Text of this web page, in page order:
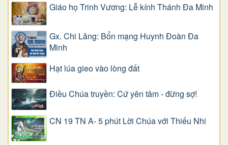
Giáo họ Trinh Vương: Lễ kính Thánh Đa Minh
Gx. Chi Lăng: Bổn mạng Huynh Đoàn Đa
Minh
Hạt lúa gieo vào lòng đất
Điều Chúa truyền: Cứ yên tâm - đừng sợ!
CN 19 TN A- 5 phút Lời Chúa với Thiếu Nhi